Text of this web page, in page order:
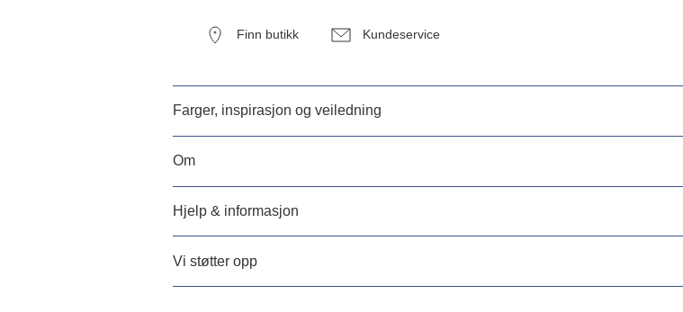
Finn butikk Kundeservice
Farger, inspirasjon og veiledning
Om
Hjelp & informasjon
Vi støtter opp